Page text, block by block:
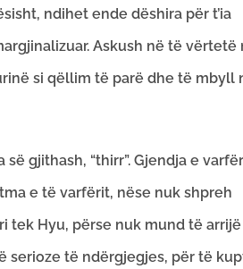
ndihet ende dëshira për t’ia
Askush në të vërtetë
si qëllim të parë dhe të mbyll
gjithash, “thirr”. Gjendja e
e të varfërit, nëse nuk shpreh
tek Hyu, përse nuk mund të
serioze të ndërgjegjes, për të